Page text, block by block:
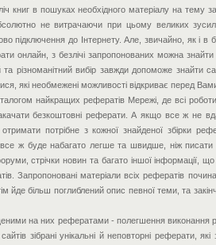
книг в пошуках необхідного матеріалу на тему
не витрачаючи при цьому великих
підключення до Інтернету. Але, звичайно, як і в
онлайн, з безлічі запропонованих можна знайти
та різноманітний вибір завжди допоможе
які необмежені можливості відкриває перед Вами
найкращих рефератів Мережі, де всі
безкоштовні реферати. А якщо все ж не
потрібне з кожної знайденої збірки
ж буде набагато легше та швидше, ніж писати
стрічки новин та багато іншої інформації,
Запропоновані матеріали всіх рефератів
йде більш поглиблений опис певної теми, та
на них рефератами - полегшення виконання
зібрані унікальні й неповторні реферати,